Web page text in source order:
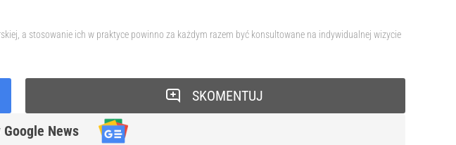
a stosowanie ich w praktyce powinno za każdym razem być konsultowane na indywidualnej wizycie
Google News
SKOMENTUJ